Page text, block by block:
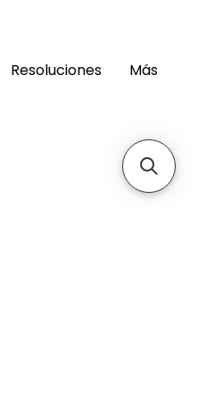
Resoluciones Más